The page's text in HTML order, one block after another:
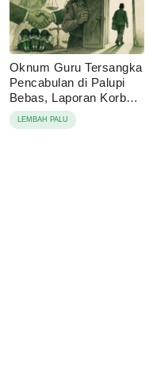
Oknum Guru Tersangka
Pencabulan di Palupi
Bebas, Laporan Korban
Berujung Damai
LEMBAH PALU